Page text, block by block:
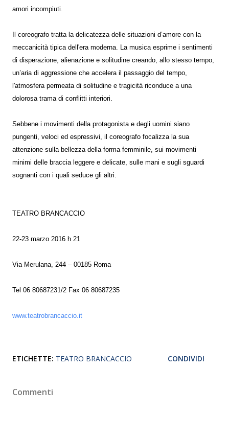
amori incompiuti.
Il coreografo tratta la delicatezza delle situazioni d’amore con la
meccanicità tipica dell'era moderna. La musica esprime i sentimenti
di disperazione, alienazione e solitudine creando, allo stesso tempo,
un’aria di aggressione che accelera il passaggio del tempo,
l'atmosfera permeata di solitudine e tragicità riconduce a una
dolorosa trama di conflitti interiori.
Sebbene i movimenti della protagonista e degli uomini siano
pungenti, veloci ed espressivi, il coreografo focalizza la sua
attenzione sulla bellezza della forma femminile, sui movimenti
minimi delle braccia leggere e delicate, sulle mani e sugli sguardi
sognanti con i quali seduce gli altri.
TEATRO BRANCACCIO
22-23 marzo 2016 h 21
Via Merulana, 244 – 00185 Roma
Tel 06 80687231/2 Fax 06 80687235
www.teatrobrancaccio.it
ETICHETTE: TEATRO BRANCACCIO CONDIVIDI
Commenti